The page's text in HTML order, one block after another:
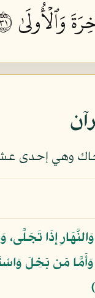
وَٱلۡأُولَىٰ ١٣
وهي إحدى
وَالنَّهَارِ إِذَا
مَن بَخِلَ